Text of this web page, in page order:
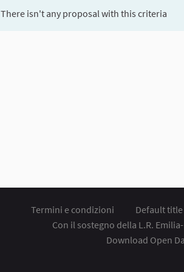
There isn't any proposal with this criteria
Termini e condizioni
Default
Con il sostegno della L.R.
Download Open